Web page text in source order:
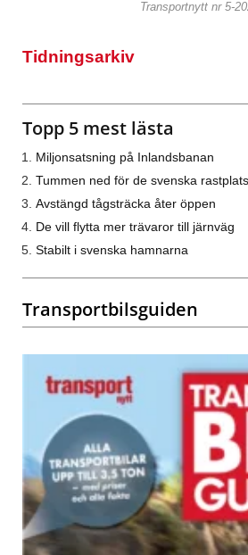
Transportnytt nr 5-
Tidningsarkiv
Topp 5 mest lästa
Miljonsatsning på Inlandsbanan
Tummen ned för de svenska
Avstängd tågsträcka åter öppen
De vill flytta mer trävaror till järnväg
Stabilt i svenska hamnarna
Transportbilsguiden